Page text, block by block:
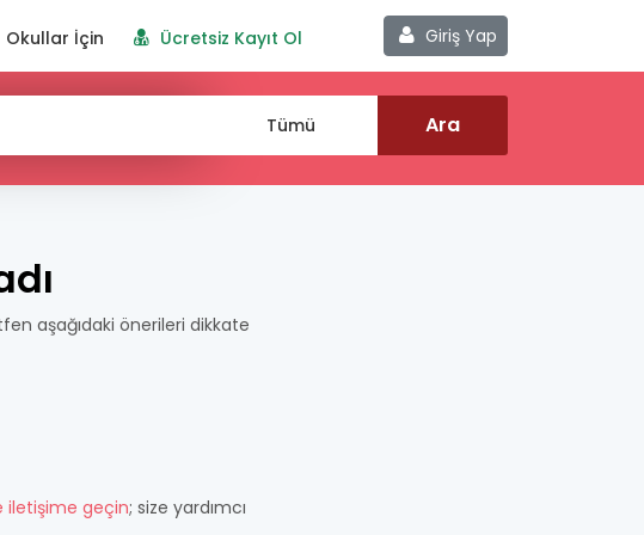
Giriş Yap
Okullar İçin Ücretsiz Kayıt Ol
aşağıdaki önerileri dikkate
iletişime geçin; size yardımcı